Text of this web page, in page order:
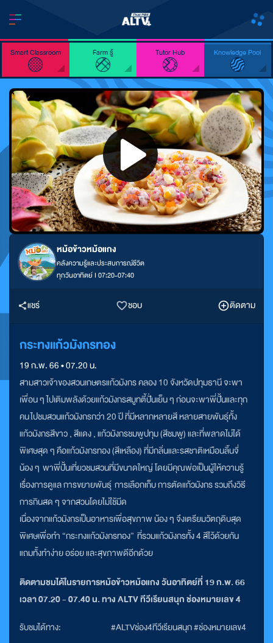
Smart Classroom Farm รู้ Tutor Hub Knowledge Pool
หม้อข้าวหม้อแกง
คลังความรู้และประสบการณ์ชีวิต
ทุกวันอาทิตย์ I 07:20-07:40
แชร์ ชอบ ติดตาม
กระทงแก้วมังกรทอง
19 ก.พ. 66 • 07.20 น.
สามสาวเจ้าของสวนเกษตรแก้วมังกร คลอง 10 จังหวัดปทุมธานี จะพา
เพื่อน ๆ ไปเติมพลังด้วยแก้วมังกรสมูทตี้ปั่นเย็น ๆ ก่อนจะพาพี่ปั้นและทุก
คน ไปชมสวนแก้วมังกรกว่า 20 ปี ที่มีหลากหลายสี หลายสายพันธุ์ทั้ง
แก้วมังกรสีขาว , สีแดง , แก้วมังกรชมพูปทุม (สีชมพู) และที่พลาดไม่ได้
พิเศษสุด ๆ คือแก้วมังกรทอง (สีเหลือง) ที่มีกลิ่นและรสชาติเหมือนลิ้นจี่
น้อง ๆ พาพี่ปั้นเที่ยวชมสวนที่มีขนาดใหญ่ โดยมีคุณพ่อเป็นผู้ให้ความรู้
เรื่องการดูแล การขยายพันธุ์ การเลือกเก็บ การตัดแก้วมังกร รวมถึงวิธี
การกินสด ๆ จากสวนโดยไม่ใช้มีด
เนื่องจากแก้วมังกรเป็นอาหารเพื่อสุขภาพ น้อง ๆ จึงเตรียมวัตถุดิบสุด
พิเศษเพื่อทำ “กระทงแก้วมังกรทอง” ที่รวมแก้วมังกรทั้ง 4 สีไว้ด้วยกัน
แถมทั้งทำง่าย อร่อย และสุขภาพดีอีกด้วย
ติดตามชมได้ในรายการหม้อข้าวหม้อแกง วันอาทิตย์ที่ 19 ก.พ. 66
เวลา 07.20 - 07.40 น. ทาง ALTV ทีวีเรียนสนุก ช่องหมายเลข 4
รับชมได้ทาง:
#ALTVช่อง4ทีวีเรียนสนุก #ช่องหมายเลข4